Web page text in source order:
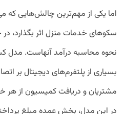
اما یکی از مهم‌ترین چالش‌هایی که
سکوهای خدمات منزل اثر بگذارد،
نحوه محاسبه درآمد آنهاست. مدل
بسیاری از پلتفرم‌های دیجیتال بر
مشتریان و دریافت کمیسیون از
در این مدل، بخش عمده مبلغ